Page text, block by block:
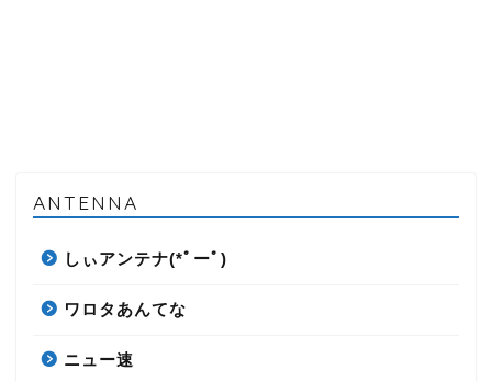
ANTENNA
しぃアンテナ(*ﾟーﾟ)
ワロタあんてな
ニュー速